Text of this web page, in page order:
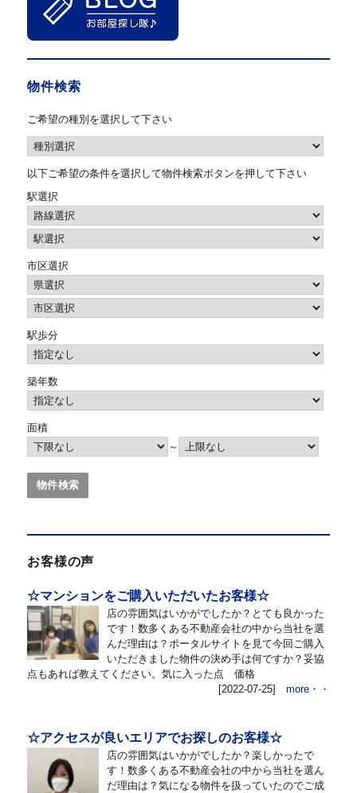
物件検索
ご希望の種別を選択して下さい
以下ご希望の条件を選択して物件検索ボタンを押して下さい
駅選択
市区選択
駅歩分
築年数
面積
～
お客様の声
☆マンションをご購入いただいたお客様☆
店の雰囲気はいかがでしたか？とても良かった
です！数多くある不動産会社の中から当社を選
んだ理由は？ポータルサイトを見て今回ご購入
いただきました物件の決め手は何ですか？妥協
点もあれば教えてください。気に入った点 価格
[2022-07-25] more・・
☆アクセスが良いエリアでお探しのお客様☆
店の雰囲気はいかがでしたか？楽しかったで
す！数多くある不動産会社の中から当社を選ん
だ理由は？気になる物件を扱っていたのでご成